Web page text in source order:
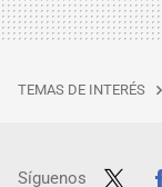
TEMAS DE INTERÉS
Síguenos